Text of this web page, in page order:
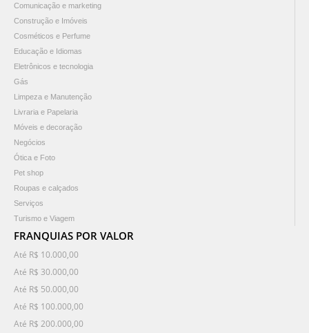
Comunicação e marketing
Construção e Imóveis
Cosméticos e Perfume
Educação e Idiomas
Eletrônicos e tecnologia
Gás
Limpeza e Manutenção
Livraria e Papelaria
Móveis e decoração
Negócios
Ótica e Foto
Pet shop
Roupas e calçados
Serviços
Turismo e Viagem
FRANQUIAS POR VALOR
Até R$ 10.000,00
Até R$ 30.000,00
Até R$ 50.000,00
Até R$ 100.000,00
Até R$ 200.000,00